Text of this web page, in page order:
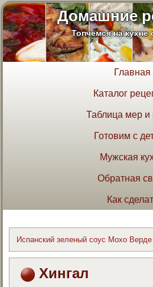
Домашние
Топчемся на кухне
Главная
Каталог
Таблица мер и
Готовим с
Мужская
Обратная
Как
Испанский зеленый соус Мохо Верде
Хингал